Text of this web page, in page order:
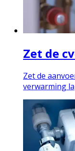
Zet de
Zet de
verwarming